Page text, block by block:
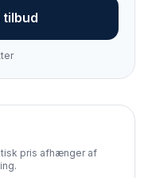
tilbud
pris afhænger af